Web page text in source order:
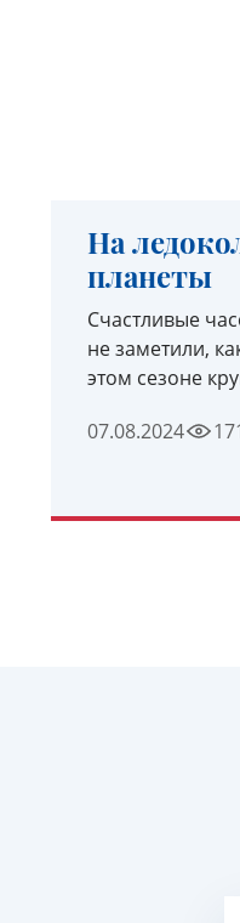
На ледоколе к вершине
планеты
Счастливые
не заметили,
этом сезоне
07.08.2024